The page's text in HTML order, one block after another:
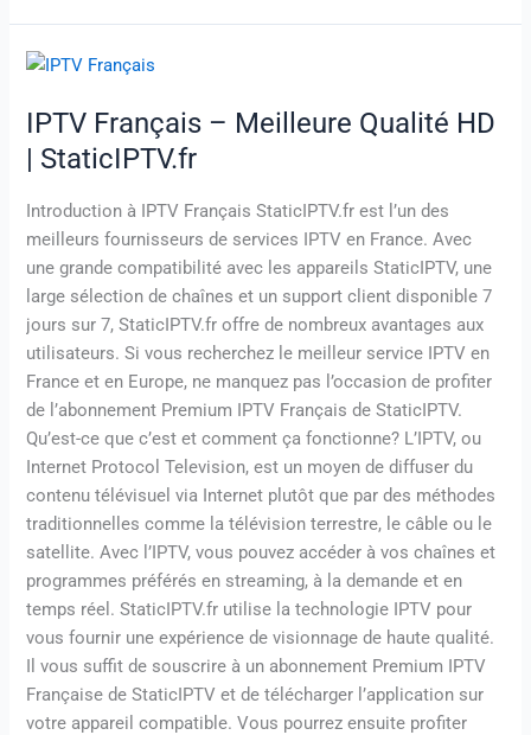
IPTV Français – Meilleure Qualité HD
| StaticIPTV.fr
Introduction à IPTV Français StaticIPTV.fr est l’un des
meilleurs fournisseurs de services IPTV en France. Avec
une grande compatibilité avec les appareils StaticIPTV, une
large sélection de chaînes et un support client disponible 7
jours sur 7, StaticIPTV.fr offre de nombreux avantages aux
utilisateurs. Si vous recherchez le meilleur service IPTV en
France et en Europe, ne manquez pas l’occasion de profiter
de l’abonnement Premium IPTV Français de StaticIPTV.
Qu’est-ce que c’est et comment ça fonctionne? L’IPTV, ou
Internet Protocol Television, est un moyen de diffuser du
contenu télévisuel via Internet plutôt que par des méthodes
traditionnelles comme la télévision terrestre, le câble ou le
satellite. Avec l’IPTV, vous pouvez accéder à vos chaînes et
programmes préférés en streaming, à la demande et en
temps réel. StaticIPTV.fr utilise la technologie IPTV pour
vous fournir une expérience de visionnage de haute qualité.
Il vous suffit de souscrire à un abonnement Premium IPTV
Française de StaticIPTV et de télécharger l’application sur
votre appareil compatible. Vous pourrez ensuite profiter
IPTV
Meilleure
Qualité
HD
|
StaticIPTV.fr